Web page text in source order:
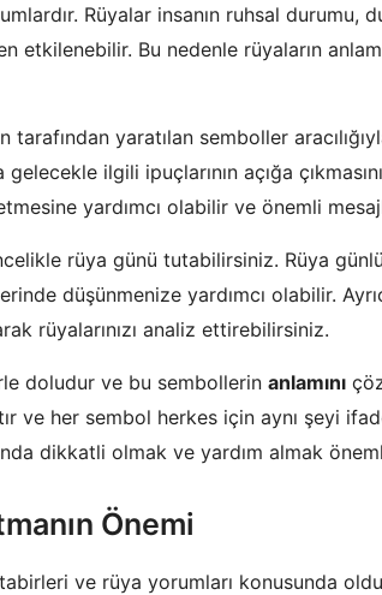
Rüyalar insanın ruhsal durumu,
etkilenebilir. Bu nedenle rüyaların
tarafından yaratılan semboller
ilgili ipuçlarının açığa
yardımcı olabilir ve önemli
rüya günü tutabilirsiniz. Rüya
düşünmenize yardımcı olabilir.
rüyalarınızı analiz ettirebilirsiniz.
doludur ve bu sembollerin anlamını
ve her sembol herkes için aynı şeyi
dikkatli olmak ve yardım almak
Önemi
ve rüya yorumları konusunda